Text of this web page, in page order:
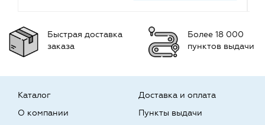
Быстрая доставка
заказа
Более 18 000
пунктов выдачи
Каталог
О компании
Доставка и оплата
Пункты выдачи